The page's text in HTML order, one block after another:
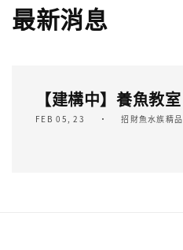
最新消息
【建構中】養魚教室
FEB 05, 23 招財魚水族精品